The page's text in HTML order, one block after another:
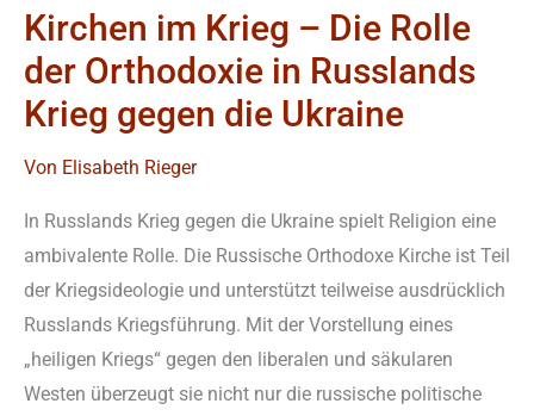
Kirchen im Krieg – Die Rolle
der Orthodoxie in Russlands
Krieg gegen die Ukraine
Von Elisabeth Rieger
In Russlands Krieg gegen die Ukraine spielt Religion eine
ambivalente Rolle. Die Russische Orthodoxe Kirche ist Teil
der Kriegsideologie und unterstützt teilweise ausdrücklich
Russlands Kriegsführung. Mit der Vorstellung eines
„heiligen Kriegs“ gegen den liberalen und säkularen
Westen überzeugt sie nicht nur die russische politische
Russlands
Krieg
gegen
Ukraine